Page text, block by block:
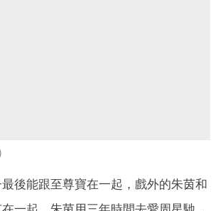
後能跟至尊寶在一起，戲外的朱茵和